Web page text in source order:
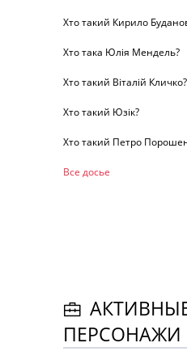
Хто такий Кирило
Хто така Юлія Мендель?
Хто такий Віталій Кличко?
Хто такий Юзік?
Хто такий Петро
Все досье
ПЕРСОНАЖИ